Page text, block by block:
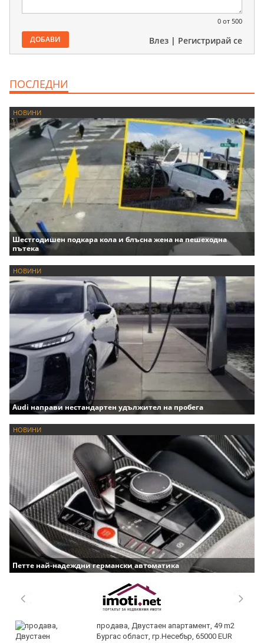
0 от 500
ДОБАВИ Влез | Регистрирай се
ПОСЛЕДНИ
НОВИНИ
Шестгодишен подкара кола и блъсна жена на пешеходна
пътека
НОВИНИ
Audi направи нестандартен удължител на пробега
НОВИНИ
Петте най-надеждни германски автоматика
продава, Двустаен апартамент, 49 m2
Бургас област, гр.Несебър, 65000 EUR